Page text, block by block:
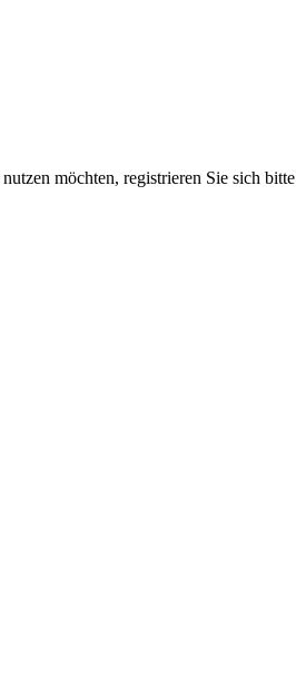
nutzen möchten, registrieren Sie sich bitte